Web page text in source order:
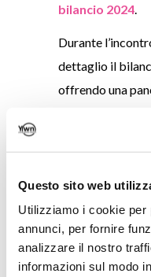
Questo sito web
Utilizziamo i cookie per
annunci, per fornire
analizzare il nostro
informazioni sul modo
bilancio 2024.
Durante
dettaglio il
offrendo una
insieme.
Perché è
partecipare?